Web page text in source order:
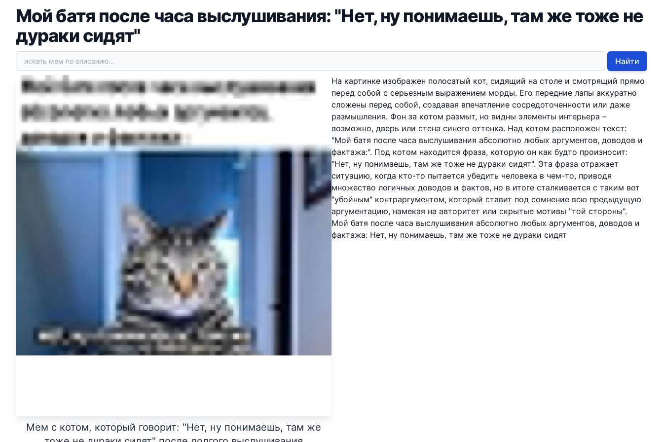
Мой батя после часа выслушивания: "Нет, ну понимаешь, там же тоже не
дураки сидят"
Найти
Мем с котом, который говорит: "Нет, ну понимаешь, там же
На картинке изображен полосатый кот, сидящий на столе и смотрящий прямо
перед собой с серьезным выражением морды. Его передние лапы аккуратно
сложены перед собой, создавая впечатление сосредоточенности или даже
размышления. Фон за котом размыт, но видны элементы интерьера –
возможно, дверь или стена синего оттенка. Над котом расположен текст:
"Мой батя после часа выслушивания абсолютно любых аргументов, доводов и
фактажа:". Под котом находится фраза, которую он как будто произносит:
"Нет, ну понимаешь, там же тоже не дураки сидят". Эта фраза отражает
ситуацию, когда кто-то пытается убедить человека в чем-то, приводя
множество логичных доводов и фактов, но в итоге сталкивается с таким вот
"убойным" контраргументом, который ставит под сомнение всю предыдущую
аргументацию, намекая на авторитет или скрытые мотивы "той стороны".
Мой батя после часа выслушивания абсолютно любых аргументов, доводов и
фактажа: Нет, ну понимаешь, там же тоже не дураки сидят